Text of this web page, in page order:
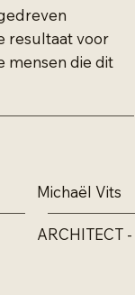
resultaat voor
mensen die dit
Michaël Vits
ARCHITECT